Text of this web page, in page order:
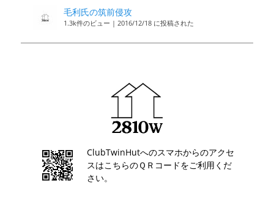
毛利氏の筑前侵攻
1.3k件のビュー | 2016/12/18 に投稿された
ClubTwinHutへのスマホからのアクセ
スはこちらのＱＲコードをご利用くだ
さい。